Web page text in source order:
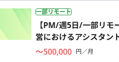
一部リモート
【PM/週5日/一部リ
営におけるアシスタン
〜500,000 円／月